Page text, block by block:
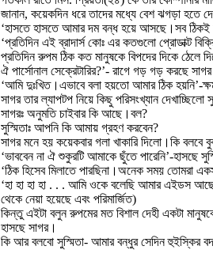
জানান, কয়েকদিন ধরে তাদের মধ্যে বেশ ঝগড়া হতে
‘হাসতে হাসতে আমার দম বন্ধ হয়ে আসছে।সব
‘প্রতিদিন এই ব্রাদার্স কোঃ এর কতগুলো প্রোডাক্ট
প্রতিদিন রুপম ঠিক কত মানুষকে বিপদের দিকে ঠেলে
ঐ পার্সোনাল সেক্রেটারির?’- রাগে গড় গড় করছে
‘আমি দুঃখিত।এভাবে বলা হয়তো আমার ঠিক হয়নি’-
সাগর তার ল্যাপটপ নিয়ে কিছু পরিসংখ্যান
সাগরঃ অনুমতি চাইবার কি আছে।বল?
সুস্মিতাঃ আপনি কি আমায় গ্রহণ করবেন?
সাগর মনে হয় কয়েকবার গলা খাকারি দিলো।কি বলবে
‘ভাববেন না ঐ শুকুরটি আমাকে ছুঁতে পারেনি’-হাসছে
‘ঠিক হিসেব মিলাতে পারছিনা।অনেক সময় তোমরা
‘হা হা হা হা . . . আমি ওকে বলেছি আমার এইডস
থেকে নেয়া হয়েছে এবং পরিমার্জিত)
কিন্তু এইটা বলুন রুপমের মত বিশাল দেহী একটা
হাসছে সাগর।
কি আর বলবো সুস্মিতা- আমার বন্ধুর সেদিন হুইস্কির